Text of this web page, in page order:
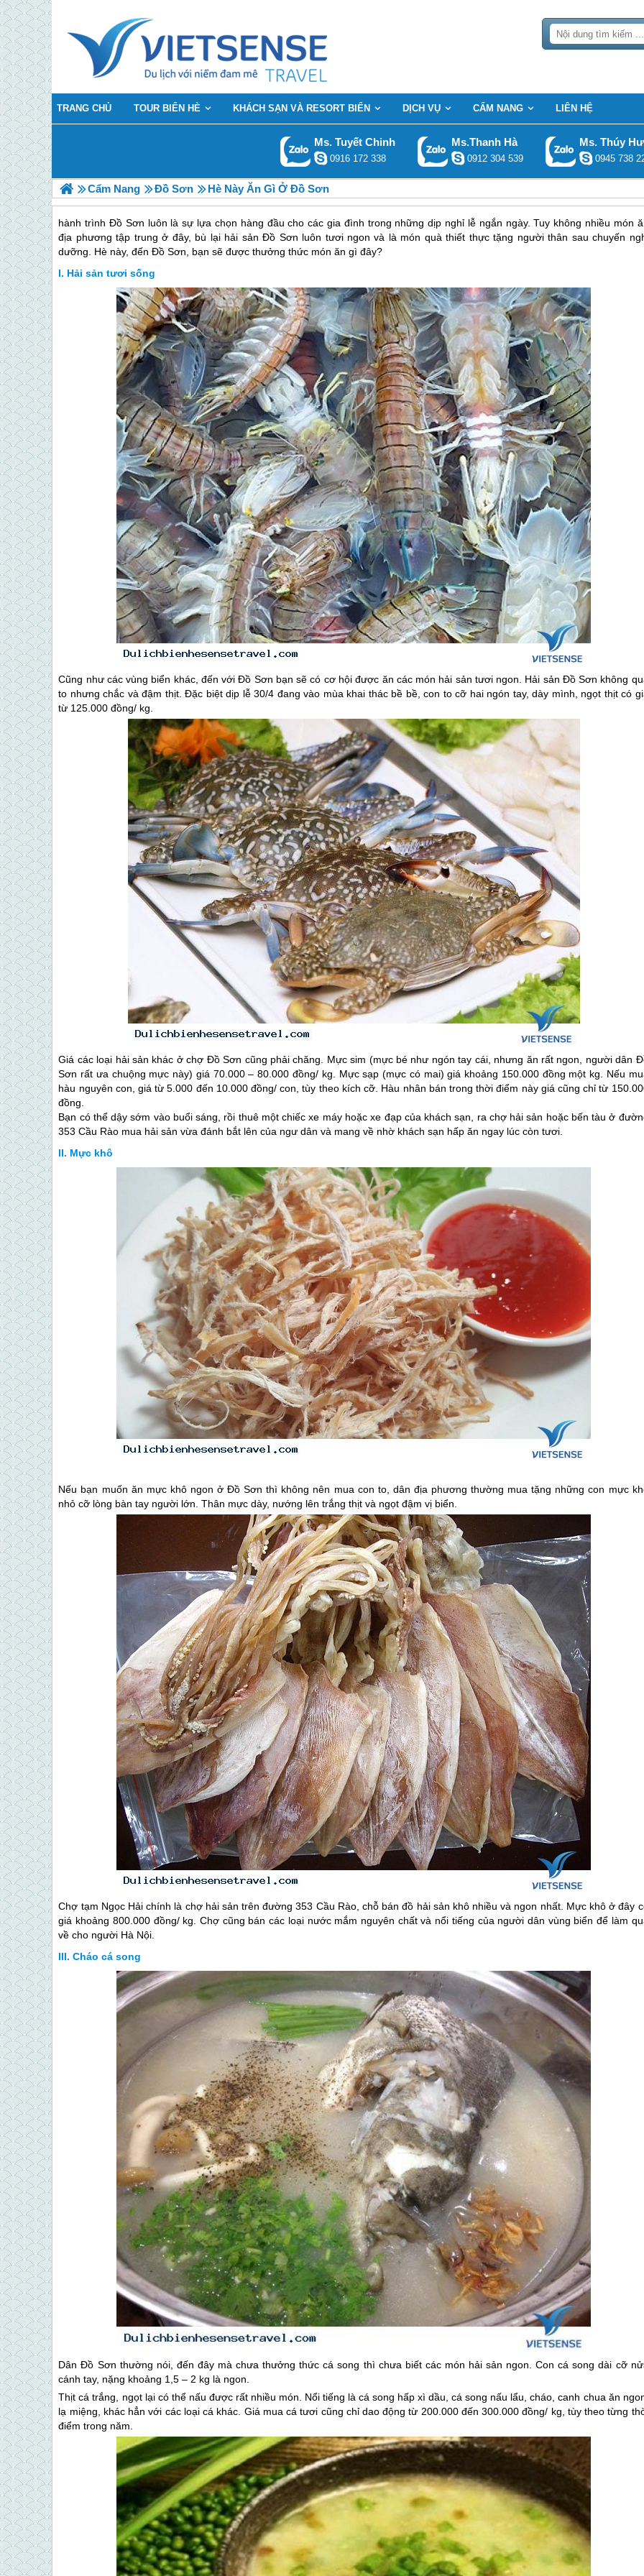
TRANG CHỦ TOUR BIỂN HÈ KHÁCH SẠN VÀ RESORT BIỂN DỊCH VỤ CẨM NANG LIÊN HỆ
Ms. Tuyết Chinh
0916 172 338
Ms.Thanh Hà
0912 304 539
Ms. Thúy
0945 738
Cẩm Nang Đồ Sơn Hè Này Ăn Gì Ở Đồ Sơn
hành trình Đồ Sơn luôn là sự lựa chọn hàng đầu cho các gia đình trong những dịp nghỉ lễ ngắn ngày. Tuy không nhiều món
địa phương tập trung ở đây, bù lại hải sản Đồ Sơn luôn tươi ngon và là món quà thiết thực tặng người thân sau chuyến
dưỡng. Hè này, đến Đồ Sơn, bạn sẽ được thưởng thức món ăn gì đây?
Hải sản tươi sống
Cũng như các vùng biển khác, đến vớiĐồ Sơn bạn sẽ có cơ hội được ăn các món hải sản tươi ngon. Hải sản Đồ Sơn không
to nhưng chắc và đậm thịt. Đặc biệt dịp lễ 30/4 đang vào mùa khai thác bề bề, con to cỡ hai ngón tay, dày mình, ngọt thịt có
từ 125.000 đồng/ kg.
Giá các loại hải sản khác ở chợ Đồ Sơn cũng phải chăng. Mực sim (mực bé như ngón tay cái, nhưng ăn rất ngon, người dân
Sơn rất ưa chuộng mực này) giá 70.000 – 80.000 đồng/ kg. Mực sạp (mực có mai) giá khoảng 150.000 đồng một kg. Nếu
hàu nguyên con, giá từ 5.000 đến 10.000 đồng/ con, tùy theo kích cỡ. Hàu nhân bán trong thời điểm này giá cũng chỉ từ
đồng.
Bạn có thể dậy sớm vào buổi sáng, rồi thuê một chiếc xe máy hoặc xe đạp của khách sạn, ra chợ hải sản hoặc bến tàu ở
353 Cầu Rào mua hải sản vừa đánh bắt lên của ngư dân và mang về nhờ khách sạn hấp ăn ngay lúc còn tươi.
Mực khô
Nếu bạn muốn ăn mực khô ngon ởĐồ Sơn thì không nên mua con to, dân địa phương thường mua tặng những con mực
nhỏ cỡ lòng bàn tay người lớn. Thân mực dày, nướng lên trắng thịt và ngọt đậm vị biển.
Chợ tạm Ngọc Hải chính là chợ hải sản trên đường 353 Cầu Rào, chỗ bán đồ hải sản khô nhiều và ngon nhất. Mực khô ở đây
giá khoảng 800.000 đồng/ kg. Chợ cũng bán các loại nước mắm nguyên chất và nổi tiếng của người dân vùng biển để làm
về cho người Hà Nội.
Cháo cá song
DânĐồ Sơn thường nói, đến đây mà chưa thưởng thức cá song thì chưa biết các món hải sản ngon. Con cá song dài cỡ
cánh tay, nặng khoảng 1,5 – 2 kg là ngon.
Thịt cá trắng, ngọt lại có thể nấu được rất nhiều món. Nổi tiếng là cá song hấp xì dầu, cá song nấu lẩu, cháo, canh chua ăn
lạ miệng, khác hẳn với các loại cá khác. Giá mua cá tươi cũng chỉ dao động từ 200.000 đến 300.000 đồng/ kg, tùy theo từng
điểm trong năm.